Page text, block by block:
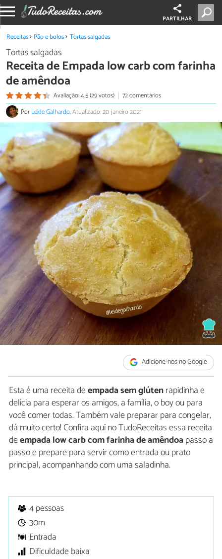
PARTILHAR
Receitas Pão e bolos Tortas salgadas
Tortas salgadas
Receita de Empada low carb com farinha
de amêndoa
Avaliação: 4.5 (29 votos)
72 comentários
PorLeide Galhardo.Atualizado: 20 janeiro 2021
Adicione-nos no Google
Esta é uma receita deempada sem glútenrapidinha e
delícia para esperar os amigos, a família, o boy ou para
você comer todas. Também vale preparar para congelar,
dá muito certo! Confira aqui no TudoReceitas essa receita
deempada low carb com farinha de amêndoapasso a
passo e prepare para servir como entrada ou prato
principal, acompanhando com uma saladinha.
4 pessoas
30m
Entrada
Dificuldade baixa